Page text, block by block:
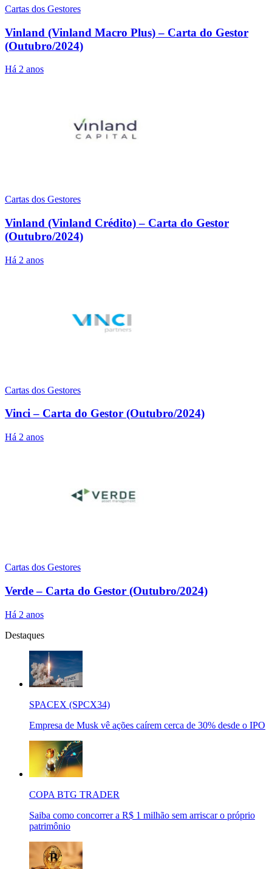
Cartas dos Gestores
Vinland (Vinland Macro Plus) – Carta do Gestor
(Outubro/2024)
Há 2 anos
Cartas dos Gestores
Vinland (Vinland Crédito) – Carta do Gestor
(Outubro/2024)
Há 2 anos
Cartas dos Gestores
Vinci – Carta do Gestor (Outubro/2024)
Há 2 anos
Cartas dos Gestores
Verde – Carta do Gestor (Outubro/2024)
Há 2 anos
Destaques
SPACEX (SPCX34)
Empresa de Musk vê ações caírem cerca de 30% desde o IPO
COPA BTG TRADER
Saiba como concorrer a R$ 1 milhão sem arriscar o próprio
patrimônio